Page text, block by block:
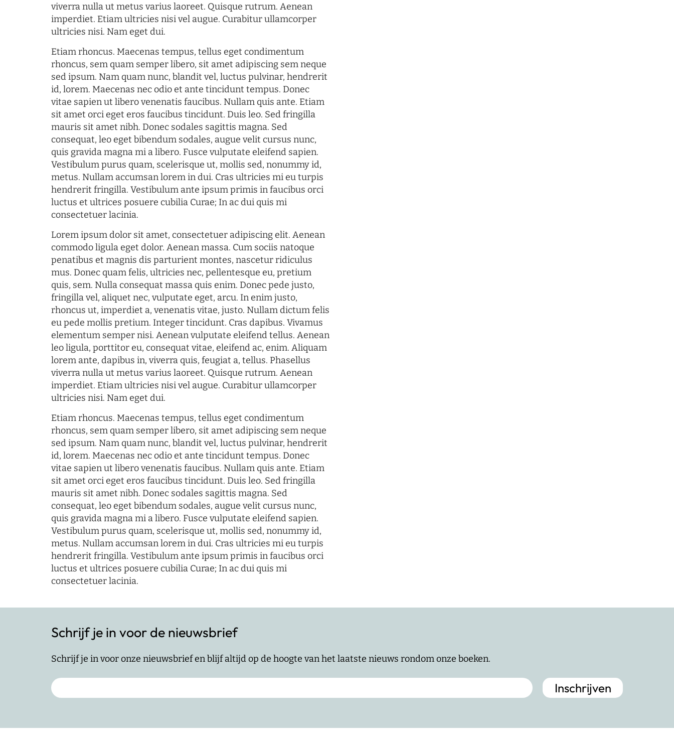
viverra nulla ut metus varius laoreet. Quisque rutrum. Aenean
imperdiet. Etiam ultricies nisi vel augue. Curabitur ullamcorper
ultricies nisi. Nam eget dui.
Etiam rhoncus. Maecenas tempus, tellus eget condimentum
rhoncus, sem quam semper libero, sit amet adipiscing sem neque
sed ipsum. Nam quam nunc, blandit vel, luctus pulvinar, hendrerit
id, lorem. Maecenas nec odio et ante tincidunt tempus. Donec
vitae sapien ut libero venenatis faucibus. Nullam quis ante. Etiam
sit amet orci eget eros faucibus tincidunt. Duis leo. Sed fringilla
mauris sit amet nibh. Donec sodales sagittis magna. Sed
consequat, leo eget bibendum sodales, augue velit cursus nunc,
quis gravida magna mi a libero. Fusce vulputate eleifend sapien.
Vestibulum purus quam, scelerisque ut, mollis sed, nonummy id,
metus. Nullam accumsan lorem in dui. Cras ultricies mi eu turpis
hendrerit fringilla. Vestibulum ante ipsum primis in faucibus orci
luctus et ultrices posuere cubilia Curae; In ac dui quis mi
consectetuer lacinia.
Lorem ipsum dolor sit amet, consectetuer adipiscing elit. Aenean
commodo ligula eget dolor. Aenean massa. Cum sociis natoque
penatibus et magnis dis parturient montes, nascetur ridiculus
mus. Donec quam felis, ultricies nec, pellentesque eu, pretium
quis, sem. Nulla consequat massa quis enim. Donec pede justo,
fringilla vel, aliquet nec, vulputate eget, arcu. In enim justo,
rhoncus ut, imperdiet a, venenatis vitae, justo. Nullam dictum felis
eu pede mollis pretium. Integer tincidunt. Cras dapibus. Vivamus
elementum semper nisi. Aenean vulputate eleifend tellus. Aenean
leo ligula, porttitor eu, consequat vitae, eleifend ac, enim. Aliquam
lorem ante, dapibus in, viverra quis, feugiat a, tellus. Phasellus
viverra nulla ut metus varius laoreet. Quisque rutrum. Aenean
imperdiet. Etiam ultricies nisi vel augue. Curabitur ullamcorper
ultricies nisi. Nam eget dui.
Etiam rhoncus. Maecenas tempus, tellus eget condimentum
rhoncus, sem quam semper libero, sit amet adipiscing sem neque
sed ipsum. Nam quam nunc, blandit vel, luctus pulvinar, hendrerit
id, lorem. Maecenas nec odio et ante tincidunt tempus. Donec
vitae sapien ut libero venenatis faucibus. Nullam quis ante. Etiam
sit amet orci eget eros faucibus tincidunt. Duis leo. Sed fringilla
mauris sit amet nibh. Donec sodales sagittis magna. Sed
consequat, leo eget bibendum sodales, augue velit cursus nunc,
quis gravida magna mi a libero. Fusce vulputate eleifend sapien.
Vestibulum purus quam, scelerisque ut, mollis sed, nonummy id,
metus. Nullam accumsan lorem in dui. Cras ultricies mi eu turpis
hendrerit fringilla. Vestibulum ante ipsum primis in faucibus orci
luctus et ultrices posuere cubilia Curae; In ac dui quis mi
consectetuer lacinia.
Schrijf je in voor de nieuwsbrief
Schrijf je in voor onze nieuwsbrief en blijf altijd op de hoogte van het laatste nieuws rondom onze boeken.